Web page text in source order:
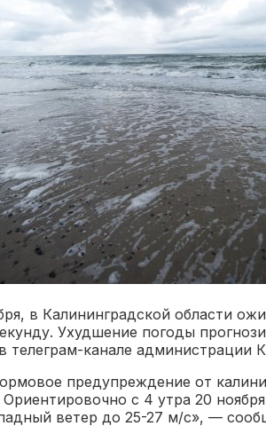
в Калининградской области
Ухудшение погоды
телеграм-канале администрации
предупреждение от
с 4 утра 20
ветер до 25-27 м/с», —